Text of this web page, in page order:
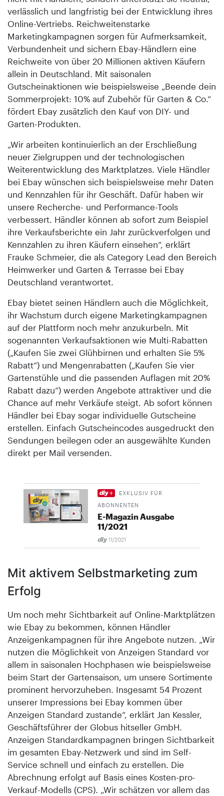
verlässlich und langfristig bei der Entwicklung ihres
Online-Vertriebs. Reichweitenstarke
Marketingkampagnen sorgen für Aufmerksamkeit,
Verbundenheit und sichern Ebay-Händlern eine
Reichweite von über 20 Millionen aktiven Käufern
allein in Deutschland. Mit saisonalen
Gutscheinaktionen wie beispielsweise „Beende dein
Sommerprojekt: 10% auf Zubehör für Garten & Co.“
fördert Ebay zusätzlich den Kauf von DIY- und
Garten-Produkten.
„Wir arbeiten kontinuierlich an der Erschließung
neuer Zielgruppen und der technologischen
Weiterentwicklung des Marktplatzes. Viele Händler
bei Ebay wünschen sich beispielsweise mehr Daten
und Kennzahlen für ihr Geschäft. Dafür haben wir
unsere Recherche- und Performance-Tools
verbessert. Händler können ab sofort zum Beispiel
ihre Verkaufsberichte ein Jahr zurückverfolgen und
Kennzahlen zu ihren Käufern einsehen“, erklärt
Frauke Schmeier, die als Category Lead den Bereich
Heimwerker und Garten & Terrasse bei Ebay
Deutschland verantwortet.
Ebay bietet seinen Händlern auch die Möglichkeit,
ihr Wachstum durch eigene Marketingkampagnen
auf der Plattform noch mehr anzukurbeln. Mit
sogenannten Verkaufsaktionen wie Multi-Rabatten
(„Kaufen Sie zwei Glühbirnen und erhalten Sie 5%
Rabatt“) und Mengenrabatten („Kaufen Sie vier
Gartenstühle und die passenden Auflagen mit 20%
Rabatt dazu“) werden Angebote attraktiver und die
Chance auf mehr Verkäufe steigt. Ab sofort können
Händler bei Ebay sogar individuelle Gutscheine
erstellen. Einfach Gutscheincodes ausgedruckt den
Sendungen beilegen oder an ausgewählte Kunden
direkt per Mail versenden.
EXKLUSIV FÜR
ABONNENTEN
E-Magazin Ausgabe
11/2021
11/2021
Mit aktivem Selbst­marketing zum
Erfolg
Um noch mehr Sichtbarkeit auf Online-Marktplätzen
wie Ebay zu bekommen, können Händler
Anzeigenkampagnen für ihre Angebote nutzen. „Wir
nutzen die Möglichkeit von Anzeigen Standard vor
allem in saisonalen Hochphasen wie beispielsweise
beim Start der Gartensaison, um unsere Sortimente
prominent hervorzuheben. Insgesamt 54 Prozent
unserer Impressions bei Ebay kommen über
Anzeigen Standard zustande“, erklärt Jan Kessler,
Geschäftsführer der Globus hitseller GmbH.
Anzeigen Standardkampagnen bringen Sichtbarkeit
im gesamten Ebay-Netzwerk und sind im Self-
Service schnell und einfach zu erstellen. Die
Abrechnung erfolgt auf Basis eines Kosten-pro-
Verkauf-Modells (CPS). „Wir schätzen vor allem das